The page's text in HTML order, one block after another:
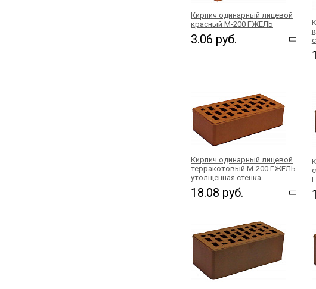
Кирпич одинарный лицевой
красный М-200 ГЖЕЛЬ
3.06 руб.
Кирпич одинарный лицевой
терракотовый М-200 ГЖЕЛЬ
утолщенная стенка
18.08 руб.